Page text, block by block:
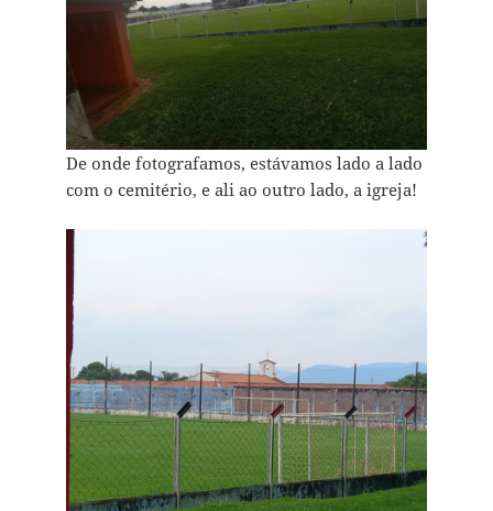
De onde fotografamos, estávamos lado a lado
com o cemitério, e ali ao outro lado, a igreja!